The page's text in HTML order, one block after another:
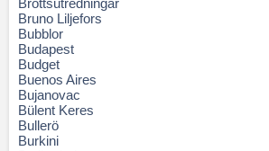
Brottsutredningar
Bruno Liljefors
Bubblor
Budapest
Budget
Buenos Aires
Bujanovac
Bülent Keres
Bullerö
Burkini